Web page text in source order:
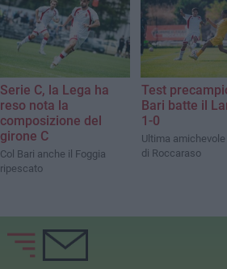
Serie C, la Lega ha
reso nota la
composizione del
girone C
Col Bari anche il Foggia
ripescato
Test
Bari batte il
1-0
Ultima
di Roccaraso